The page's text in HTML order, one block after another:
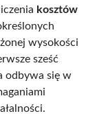
kosztów
wysokości
sześć
odbywa się w